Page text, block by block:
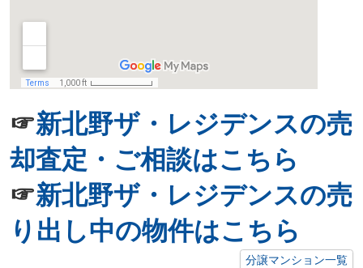
☞新北野ザ・レジデンスの売
却査定・ご相談はこちら
☞新北野ザ・レジデンスの売
り出し中の物件はこちら
分譲マンション一覧